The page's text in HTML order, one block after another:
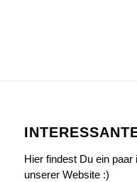
Hier findest Du ein
unserer Website :)